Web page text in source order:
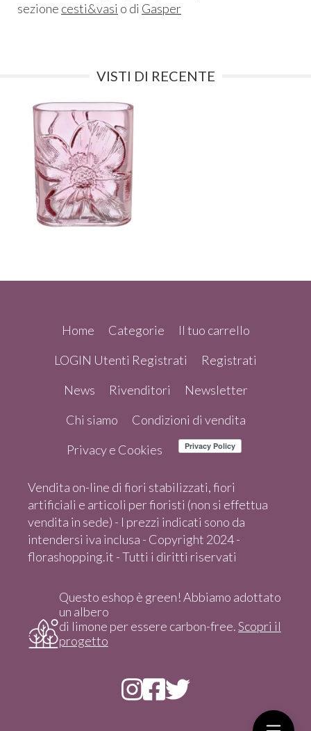
sezione cesti&vasi o di Gasper
VISTI DI RECENTE
Home Categorie
Il tuo carrello
LOGIN Utenti Registrati
Registrati
News
Rivenditori
Newsletter
Chi siamo
Condizioni di vendita
Privacy e Cookies
Vendita on-line di fiori stabilizzati, fiori
artificiali e articoli per fioristi (non si effettua
vendita in sede) - I prezzi indicati sono da
intendersi iva inclusa - Copyright 2024 -
florashopping.it - Tutti i diritti riservati
Questo eshop è green! Abbiamo adottato
un albero
di limone per essere carbon-free.Scopri il
progetto